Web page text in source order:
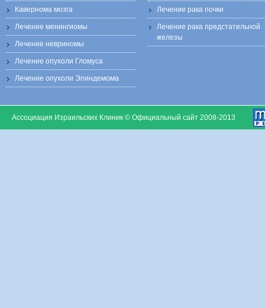
Кавернома мозга
Лечение менингиомы
Лечение невриномы
Лечение опухоли Гломуса
Лечение опухоли Эпиндемома
Лечение рака почки
Лечение рака предстательной
железы
Ассоциация Израильских Клиник © Официальный сайт 2008-2013